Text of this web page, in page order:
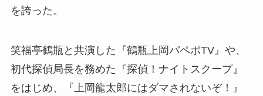
を誇った。
笑福亭鶴瓶と共演した『鶴瓶上岡パペポTV』や、
初代探偵局長を務めた『探偵！ナイトスクープ』
をはじめ、『上岡龍太郎にはダマされないぞ！』